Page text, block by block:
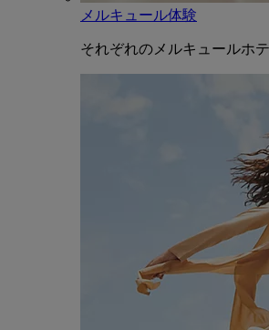
メルキュール体験
それぞれのメルキュールホ